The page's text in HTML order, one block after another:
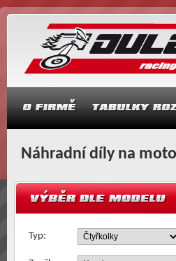
Náhradní díly na
Typ: